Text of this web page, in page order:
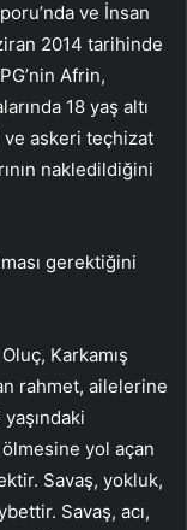
ve İnsan
2014 tarihinde
Afrin,
18 yaş altı
ve askeri teçhizat
nakledildiğini
gerektiğini
Karkamış
rahmet, ailelerine
ölmesine yol açan
Savaş, yokluk,
Savaş, acı,